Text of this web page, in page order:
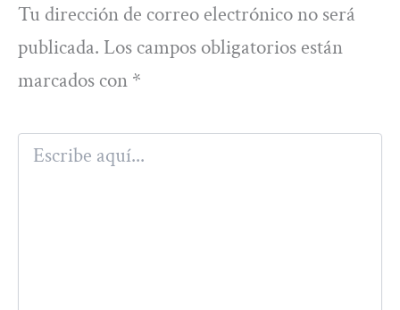
Tu dirección de correo electrónico no será
publicada. Los campos obligatorios están
marcados con *
Escribe
aquí...